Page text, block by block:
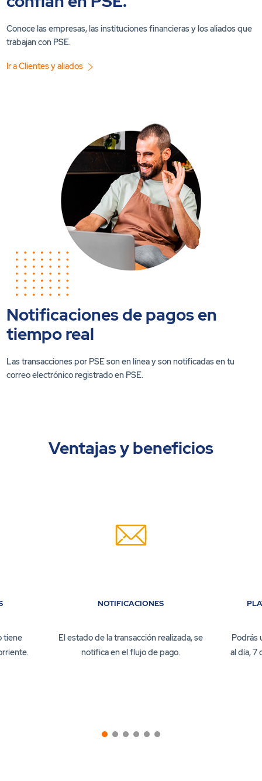
Conoce las empresas, las instituciones financieras y los aliados que
trabajan con PSE.
Ir a Clientes y aliados
Notificaciones de pagos en
tiempo real
Las transacciones por PSE son en línea y son notificadas en tu
correo electrónico registrado en PSE.
Ventajas y beneficios
tiene
NOTIFICACIONES
El estado de la transacción realizada, se
notifica en el flujo de pago.
Podrás
al día, 7